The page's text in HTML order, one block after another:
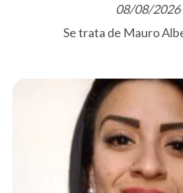
08/08/2026
Se trata de Mauro